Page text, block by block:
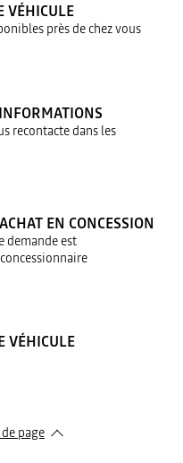
VÉHICULE
près de chez vous
recontacte dans les
EN CONCESSION
demande est
VÉHICULE
page​